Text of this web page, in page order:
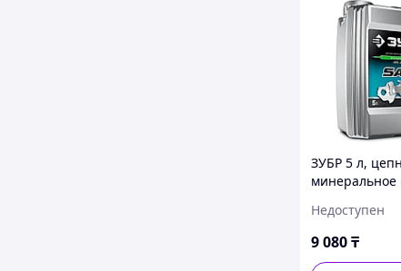
ЗУБР 5 л,
минеральное
электропил,
(70620-5)
Недоступен
9 080₸